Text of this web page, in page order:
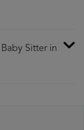
Sitter in